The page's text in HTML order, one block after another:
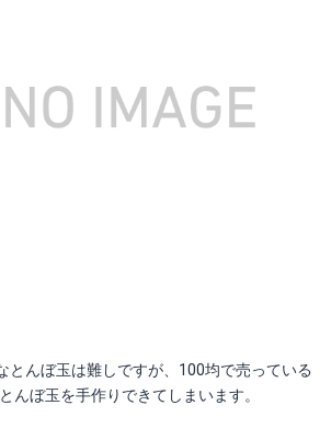
とんぼ玉は難しですが、100均で売っている
んぼ玉を手作りできてしまいます。